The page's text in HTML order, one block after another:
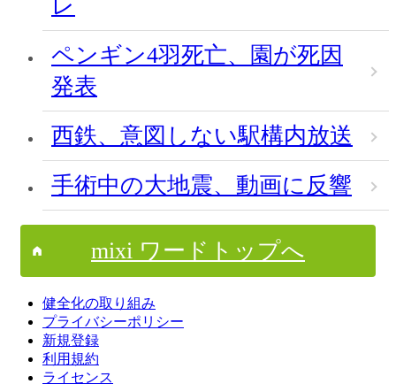
レ
ペンギン4羽死亡、園が死因
発表
西鉄、意図しない駅構内放送
手術中の大地震、動画に反響
mixi ワードトップへ
健全化の取り組み
プライバシーポリシー
新規登録
利用規約
ライセンス